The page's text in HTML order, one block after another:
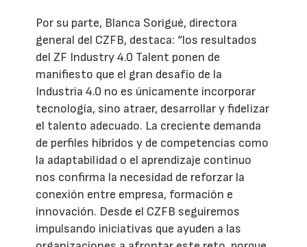
Por su parte, Blanca Sorigué, directora
general del CZFB, destaca: “los resultados
del ZF Industry 4.0 Talent ponen de
manifiesto que el gran desafío de la
Industria 4.0 no es únicamente incorporar
tecnología, sino atraer, desarrollar y fidelizar
el talento adecuado. La creciente demanda
de perfiles híbridos y de competencias como
la adaptabilidad o el aprendizaje continuo
nos confirma la necesidad de reforzar la
conexión entre empresa, formación e
innovación. Desde el CZFB seguiremos
impulsando iniciativas que ayuden a las